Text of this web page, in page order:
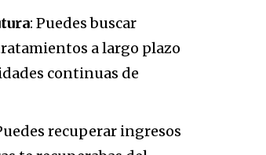
: Puedes buscar
a largo plazo
continuas de
recuperar ingresos